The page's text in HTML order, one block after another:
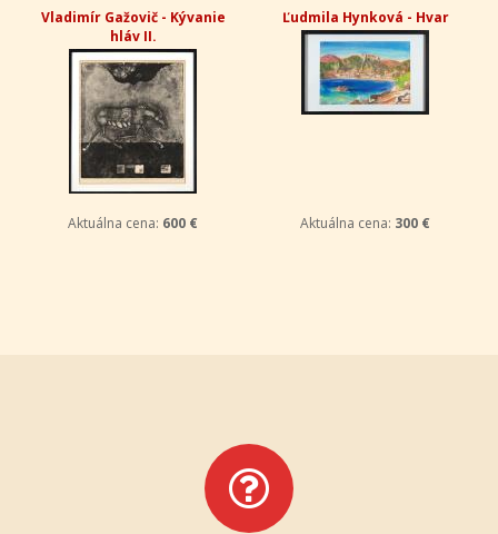
Vladimír Gažovič - Kývanie
hláv II.
Aktuálna cena: 600 €
Ľudmila Hynková - Hvar
Aktuálna cena: 300 €